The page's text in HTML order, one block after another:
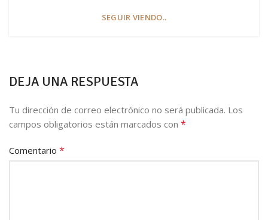
SEGUIR VIENDO..
DEJA UNA RESPUESTA
Tu dirección de correo electrónico no será publicada. Los
campos obligatorios están marcados con *
Comentario *